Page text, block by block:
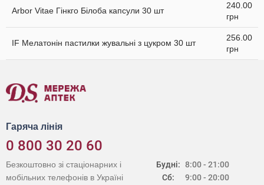
Arbor Vitae Гінкго Білоба капсули 30 шт
240.00
грн
IF Мелатонін пастилки жувальні з цукром 30 шт
256.00
грн
Гаряча лінія
0 800 30 20 60
Будні:
Сб:
8:00 - 21:00
9:00 - 20:00
Безкоштовно зі стаціонарних і
мобільних телефонів в Україні